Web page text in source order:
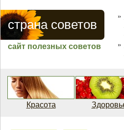
страна советов
сайт полезных советов
Красота